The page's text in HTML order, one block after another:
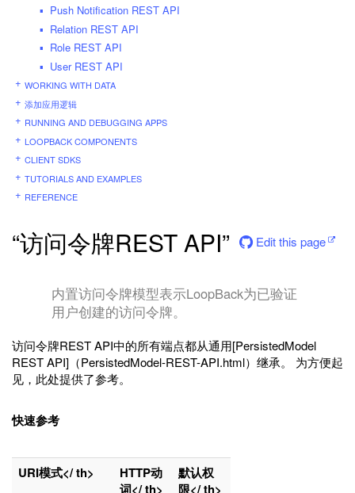
Push Notification REST API
Relation REST API
Role REST API
User REST API
WORKING WITH DATA
添加应用逻辑
RUNNING AND DEBUGGING APPS
LOOPBACK COMPONENTS
CLIENT SDKS
TUTORIALS AND EXAMPLES
REFERENCE
“访问令牌REST API” Edit this page
内置访问令牌模型表示LoopBack为已验证
用户创建的访问令牌。
访问令牌REST API中的所有端点都从通用[PersistedModel
REST API]（PersistedModel-REST-API.html）继承。 为方便起
见，此处提供了参考。
快速参考
URI模式</ th>
HTTP动
词</ th>
默认权
限</ th>